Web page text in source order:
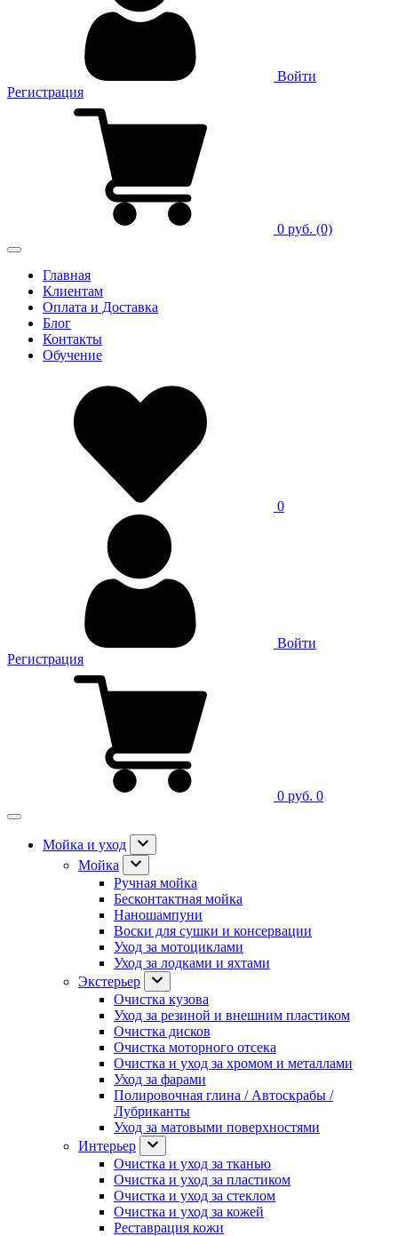
Войти
Регистрация
0 руб. (0)
Главная
Клиентам
Оплата и Доставка
Блог
Контакты
Обучение
0
Войти
Регистрация
0 руб. 0
Мойка и уход
Мойка
Ручная мойка
Бесконтактная мойка
Наношампуни
Воски для сушки и консервации
Уход за мотоциклами
Уход за лодками и яхтами
Экстерьер
Очистка кузова
Уход за резиной и внешним пластиком
Очистка дисков
Очистка моторного отсека
Очистка и уход за хромом и металлами
Уход за фарами
Полировочная глина / Автоскрабы /
Лубриканты
Уход за матовыми поверхностями
Интерьер
Очистка и уход за тканью
Очистка и уход за пластиком
Очистка и уход за стеклом
Очистка и уход за кожей
Реставрация кожи